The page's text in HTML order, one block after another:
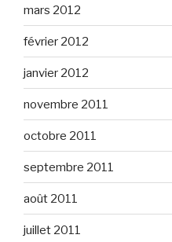
mars 2012
février 2012
janvier 2012
novembre 2011
octobre 2011
septembre 2011
août 2011
juillet 2011